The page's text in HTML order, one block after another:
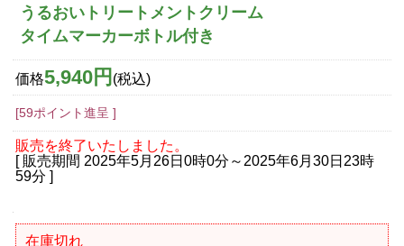
うるおいトリートメントクリーム
タイムマーカーボトル付き
価格5,940円 (税込)
[59ポイント進呈 ]
販売を終了いたしました。
[ 販売期間 2025年5月26日0時0分 ～ 2025年6月30日23時
59分 ]
在庫切れ